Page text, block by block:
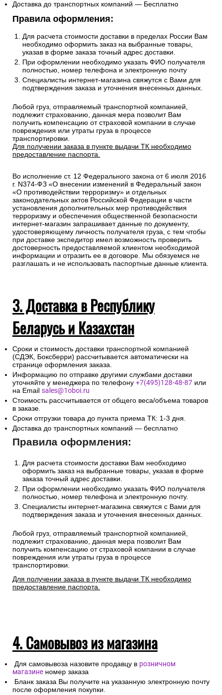
Доставка до транспортных компаний — Бесплатно
Правила оформления:
Для расчета стоимости доставки в пределах России Вам
необходимо оформить заказ на выбранные товары,
указав в форме заказа точный адрес доставки.
При оформлении необходимо указать ФИО получателя
полностью, номер телефона и электронную почту
Специалисты интернет-магазина свяжутся с Вами для
подтверждения заказа и уточнения внесенных данных.
Любой груз, отправляемый транспортной компанией,
подлежит страхованию, данная мера позволит Вам
получить компенсацию от страховой компании в случае
повреждения или утраты груза в процессе
транспортировки.
Для получении заказа в пункте выдачи ТК необходимо
предоставление паспорта.
Во исполнение ст. 12 Федерального закона от 6 июля 2016
г. N374-ФЗ «О внесении изменений в Федеральный закон
«О противодействии терроризму» и отдельных
законодательных актов Российской Федерации в части
установления дополнительных мер противодействия
терроризму и обеспечения общественной безопасности
интернет-магазин запрашивает данные по документу,
удостоверяющему личность получателя груза, с тем чтобы
при доставке экспедитор имел возможность проверить
достоверность предоставляемой клиентом необходимой
информации и отразить ее в договоре. Мы обязуемся не
разглашать и не использовать паспортные данные клиента.
3. Доставка в Республику
Беларусь и Казахстан
Сроки и стоимость доставки транспортной компанией
(СДЭК, Боксберри) рассчитывается автоматически на
странице оформления заказа.
Информацию по отправке другими службами доставки
уточняйте у менеджера по телефону +7(495)128-48-87 или
на Email sales@1oboi.ru
Стоимость рассчитывается от общего веса/объема товаров
в заказе.
Сроки отгрузки товара до пункта приема ТК: 1-3 дня.
Доставка до транспортных компаний — бесплатно
Правила оформления:
Для расчета стоимости доставки Вам необходимо
оформить заказ на выбранные товары, указав в форме
заказа точный адрес доставки.
При оформлении необходимо указать ФИО получателя
полностью, номер телефона и электронную почту.
Специалисты интернет-магазина свяжутся с Вами для
подтверждения заказа и уточнения внесенных данных.
Любой груз, отправляемый транспортной компанией,
подлежит страхованию, данная мера позволит Вам
получить компенсацию от страховой компании в случае
повреждения или утраты груза в процессе
транспортировки.
Для получении заказа в пункте выдачи ТК необходимо
предоставление паспорта.
4. Самовывоз из магазина
Для самовывоза назовите продавцу в розничном
магазине номер заказа
Бланк заказа Вы получите на указанную электронную почту
после оформления покупки.